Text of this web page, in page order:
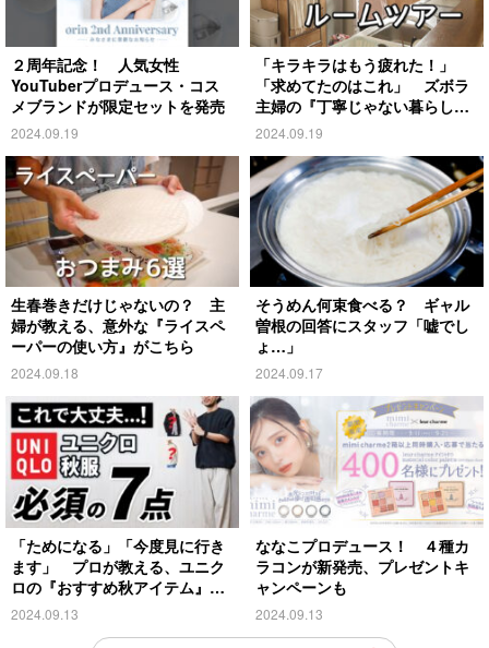
２周年記念！ 人気女性
YouTuberプロデュース・コス
メブランドが限定セットを発売
2024.09.19
「キラキラはもう疲れた！」
「求めてたのはこれ」 ズボラ
主婦の『丁寧じゃない暮らし』
がこちら
2024.09.19
生春巻きだけじゃないの？ 主
婦が教える、意外な『ライスペ
ーパーの使い方』がこちら
2024.09.18
そうめん何束食べる？ ギャル
曽根の回答にスタッフ「嘘でし
ょ…」
2024.09.17
「ためになる」「今度見に行き
ます」 プロが教える、ユニク
ロの『おすすめ秋アイテム』が
こちら
2024.09.13
ななこプロデュース！ ４種カ
ラコンが新発売、プレゼントキ
ャンペーンも
2024.09.13